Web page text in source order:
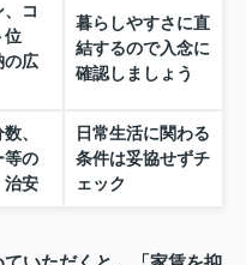
、コ
位
の広
暮らしやすさに直
結するので入念に
確認しましょう
、
等の
治安
日常生活に関わる
条件は妥協せずチ
ェック